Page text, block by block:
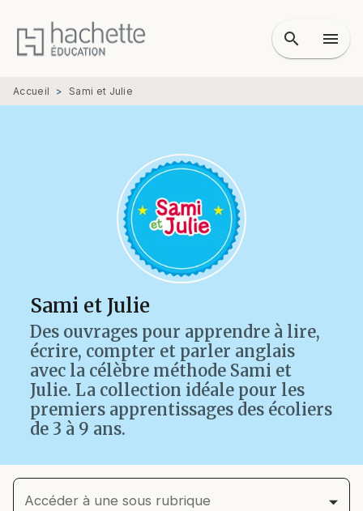
MENU RECHERCHE
PIED DE PAGE
search menu
Accueil > Sami et Julie
Sami et Julie
Des ouvrages pour apprendre à lire,
écrire, compter et parler anglais
avec la célèbre méthode Sami et
Julie. La collection idéale pour les
premiers apprentissages des écoliers
de 3 à 9 ans.
Accéder à une sous rubrique